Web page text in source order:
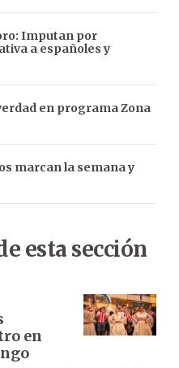
Imputan por
a españoles y
en programa Zona
marcan la semana y
esta sección
en